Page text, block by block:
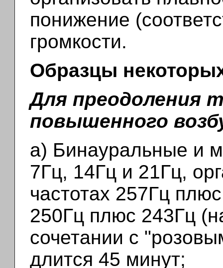
понижение
громкости.
Образцы
Для преодоления
повышенного
а) Бинауральные и
7Гц, 14Гц и 21Гц,
частотах 257Гц
250Гц плюс 243Гц
сочетании с
длится 45 минут;